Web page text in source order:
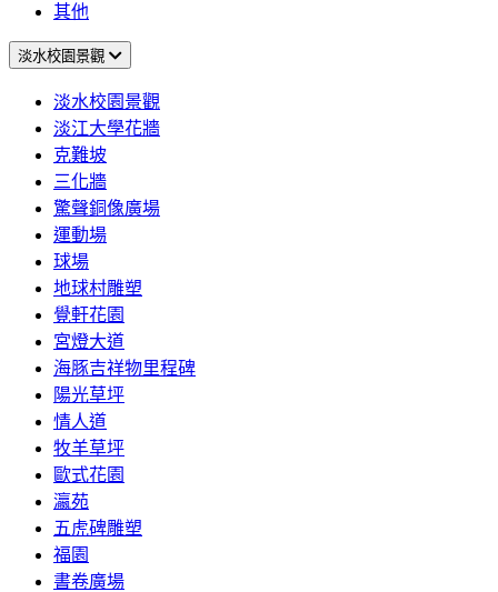
其他
淡水校園景觀
淡水校園景觀
淡江大學花牆
克難坡
三化牆
驚聲銅像廣場
運動場
球場
地球村雕塑
覺軒花園
宮燈大道
海豚吉祥物里程碑
陽光草坪
情人道
牧羊草坪
歐式花園
瀛苑
五虎碑雕塑
福園
書卷廣場